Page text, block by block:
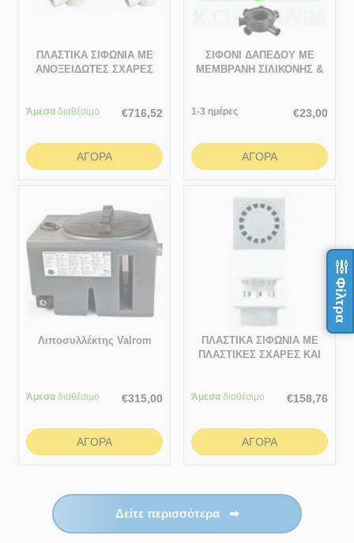
Φίλτρα
ΠΛΑΣΤΙΚΑ ΣΙΦΩΝΙΑ ΜΕ
ΑΝΟΞΕΙΔΩΤΕΣ ΣΧΑΡΕΣ
Άμεσα διαθέσιμο €716,52
ΑΓΟΡΆ
ΣΙΦΟΝΙ ΔΑΠΕΔΟΥ ΜΕ
ΜΕΜΒΡΑΝΗ ΣΙΛΙΚΟΝΗΣ &
1-3 ημέρες €23,00
ΑΓΟΡΆ
Λιποσυλλέκτης Valrom
Άμεσα διαθέσιμο €315,00
ΑΓΟΡΆ
ΠΛΑΣΤΙΚΑ ΣΙΦΩΝΙΑ ΜΕ
ΠΛΑΣΤΙΚΕΣ ΣΧΑΡΕΣ ΚΑΙ
ΣΥΣΚΕΥΑΣΙΑ 200x200
Άμεσα διαθέσιμο €158,76
ΑΓΟΡΆ
Δείτε περισσότερα ➡